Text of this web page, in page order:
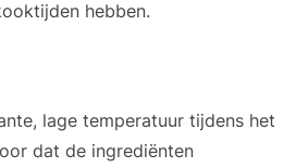
hebben.
lage temperatuur tijdens het
dat de ingrediënten